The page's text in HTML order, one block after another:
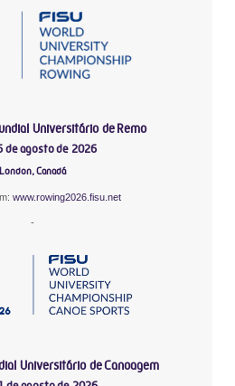
Universitário de Remo
de agosto de 2026
London, Canadá
www.rowing2026.fisu.net
-
Universitário de Canoagem